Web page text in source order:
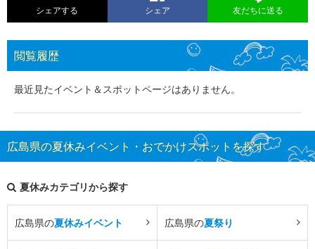
シェアする シェア 友だちに送る
閲覧履歴
最近見たイベント＆スポットページはありません。
広島県の夏休みイベント・おでかけスポットを探す
夏休みカテゴリから探す
広島県の夏休みイベント 広島県の夏祭り